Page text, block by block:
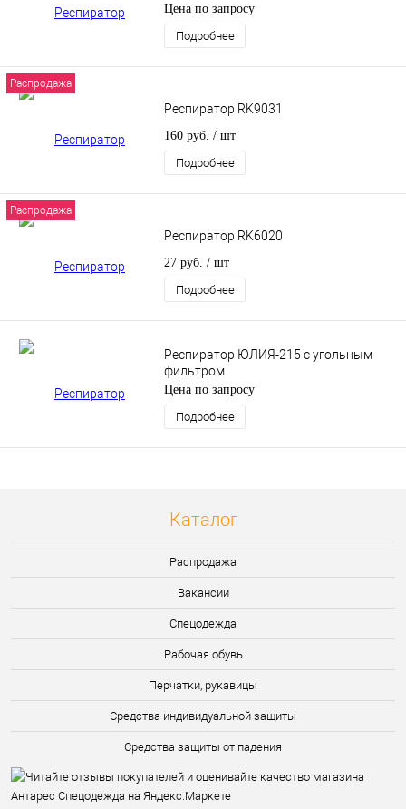
Цена по запросу
Подробнее
Распродажа
Респиратор RK9031
160 руб. / шт
Подробнее
Распродажа
Респиратор RK6020
27 руб. / шт
Подробнее
Респиратор ЮЛИЯ-215 с угольным
фильтром
Цена по запросу
Подробнее
Каталог
Распродажа
Вакансии
Спецодежда
Рабочая обувь
Перчатки, рукавицы
Средства индивидуальной защиты
Средства защиты от падения